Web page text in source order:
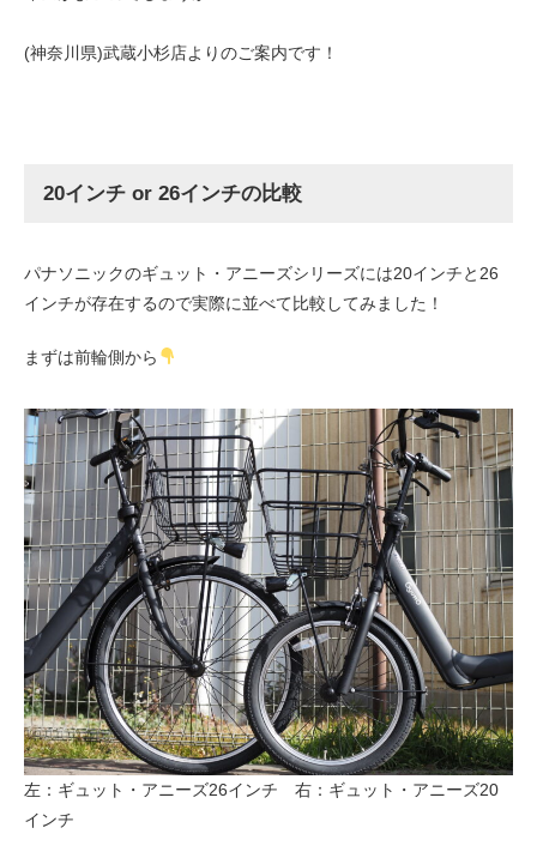
メディア
求人情報
募集中の求人情報
法人様
法人様向け割引
その他
お問い合わせ
(神奈川県)武蔵小杉店よりのご案内です！
20インチ or 26インチの比較
パナソニックのギュット・アニーズシリーズには20インチと26
インチが存在するので実際に並べて比較してみました！
まずは前輪側から
左：ギュット・アニーズ26インチ 右：ギュット・アニーズ20
インチ